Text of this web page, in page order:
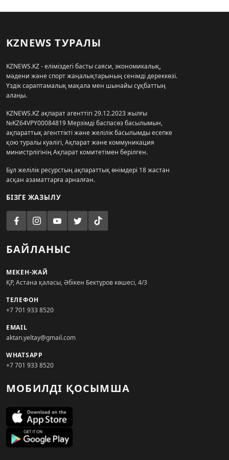
KZNEWS ТУРАЛЫ
KZNEWS.KZ - еліміздегі басты саяси, экономикалық,
мәдени және спорт жаңалықтарының сенімді дереккөзі.
Үздік сараптамалық мақала мен шынайы сұқбаттың
алаңы.
KZNEWS.KZ ақпарат агенттігі 29.12.2023 жылғы
№KZ64VPY00084819 Мерзімді баспасөз басылымын,
ақпараттық агенттікті және желілік басылымды есепке
қою туралы куәлігі, Ақпарат және коммуникация
министрлігінің Ақпарат комитетімен берілген.
Бұл желілік ресурстың ақпараттық өнімдері 18 жастан
асқан азаматтарға арналған.
БІЗГЕ ЖАЗЫЛУ
БАЙЛАНЫС
МЕКЕН-ЖАЙ
ҚР, Астана қаласы, Әбікен Бектұров көшесі, 4/3
ТЕЛЕФОН
+7 701 933 8520
EMAIL
aktan.yeltay@gmail.com
WHATSAPP
+7 701 933 8520
МОБИЛДІ ҚОСЫМША